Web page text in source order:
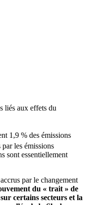
liés aux effets du
1,9 % des émissions
les émissions
sont essentiellement
par le changement
du « trait » de
certains secteurs et la